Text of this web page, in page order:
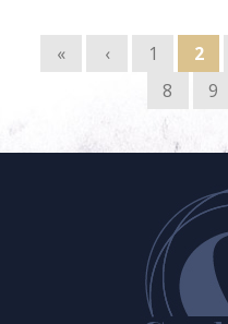
Pages
« ‹ 1 2
8
9